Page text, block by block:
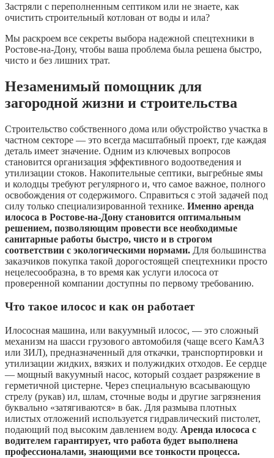
Застряли с переполненным септиком или не знаете, как
очистить строительный котлован от воды и ила?
Мы раскроем все секреты выбора надежной спецтехники в
Ростове-на-Дону, чтобы ваша проблема была решена быстро,
чисто и без лишних трат.
Незаменимый помощник для
загородной жизни и строительства
Строительство собственного дома или обустройство участка в
частном секторе — это всегда масштабный проект, где каждая
деталь имеет значение. Одним из ключевых вопросов
становится организация эффективного водоотведения и
утилизации стоков. Накопительные септики, выгребные ямы
и колодцы требуют регулярного и, что самое важное, полного
освобождения от содержимого. Справиться с этой задачей под
силу только специализированной технике. Именно аренда
илососа в Ростове-на-Дону становится оптимальным
решением, позволяющим провести все необходимые
санитарные работы быстро, чисто и в строгом
соответствии с экологическими нормами. Для большинства
заказчиков покупка такой дорогостоящей спецтехники просто
нецелесообразна, в то время как услуги илососа от
проверенной компании доступны по первому требованию.
Что такое илосос и как он работает
Илососная машина, или вакуумный илосос, — это сложный
механизм на шасси грузового автомобиля (чаще всего КамАЗ
или ЗИЛ), предназначенный для откачки, транспортировки и
утилизации жидких, вязких и полужидких отходов. Ее сердце
— мощный вакуумный насос, который создает разряжение в
герметичной цистерне. Через специальную всасывающую
стрелу (рукав) ил, шлам, сточные воды и другие загрязнения
буквально «затягиваются» в бак. Для размыва плотных
илистых отложений используется гидравлический пистолет,
подающий под высоким давлением воду. Аренда илососа с
водителем гарантирует, что работа будет выполнена
профессионалами, знающими все тонкости процесса.